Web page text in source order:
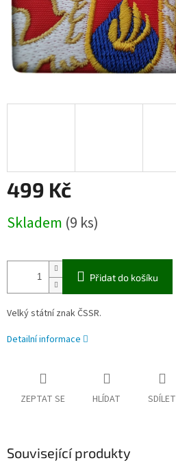
499 Kč
cena:
Skladem (9 ks)
Přidat do košíku
Velký státní znak ČSSR.
Detailní informace
ZEPTAT SE HLÍDAT SDÍLET
Související produkty